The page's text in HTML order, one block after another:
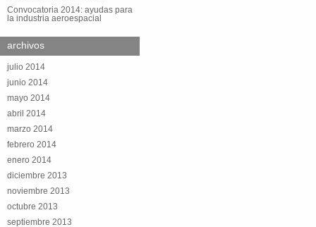
Convocatoria 2014: ayudas para
la industria aeroespacial
archivos
julio 2014
junio 2014
mayo 2014
abril 2014
marzo 2014
febrero 2014
enero 2014
diciembre 2013
noviembre 2013
octubre 2013
septiembre 2013